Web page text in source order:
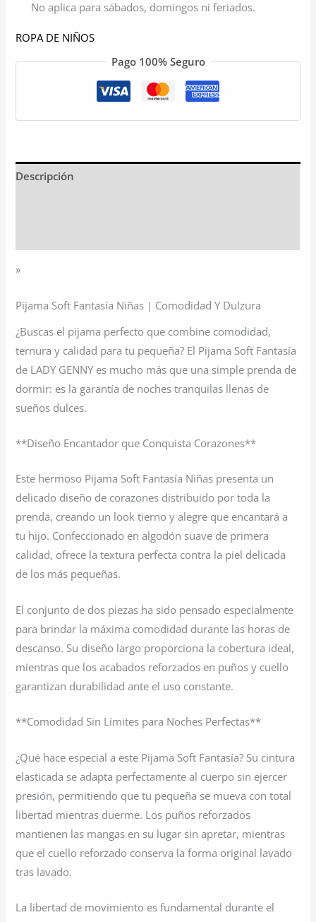
No aplica para sábados, domingos ni feriados.
ROPA DE NIÑOS
Pago 100% Seguro
Descripción
»
Pijama Soft Fantasía Niñas | Comodidad Y Dulzura
¿Buscas el pijama perfecto que combine comodidad,
ternura y calidad para tu pequeña? El Pijama Soft Fantasía
de LADY GENNY es mucho más que una simple prenda de
dormir: es la garantía de noches tranquilas llenas de
sueños dulces.
**Diseño Encantador que Conquista Corazones**
Este hermoso Pijama Soft Fantasía Niñas presenta un
delicado diseño de corazones distribuido por toda la
prenda, creando un look tierno y alegre que encantará a
tu hijo. Confeccionado en algodón suave de primera
calidad, ofrece la textura perfecta contra la piel delicada
de los más pequeñas.
El conjunto de dos piezas ha sido pensado especialmente
para brindar la máxima comodidad durante las horas de
descanso. Su diseño largo proporciona la cobertura ideal,
mientras que los acabados reforzados en puños y cuello
garantizan durabilidad ante el uso constante.
**Comodidad Sin Límites para Noches Perfectas**
¿Qué hace especial a este Pijama Soft Fantasía? Su cintura
elasticada se adapta perfectamente al cuerpo sin ejercer
presión, permitiendo que tu pequeña se mueva con total
libertad mientras duerme. Los puños reforzados
mantienen las mangas en su lugar sin apretar, mientras
que el cuello reforzado conserva la forma original lavado
tras lavado.
La libertad de movimiento es fundamental durante el